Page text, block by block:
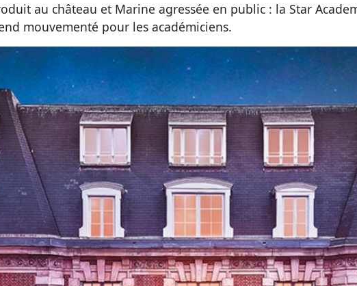
au château et Marine agressée en public : la Star
mouvementé pour les académiciens.